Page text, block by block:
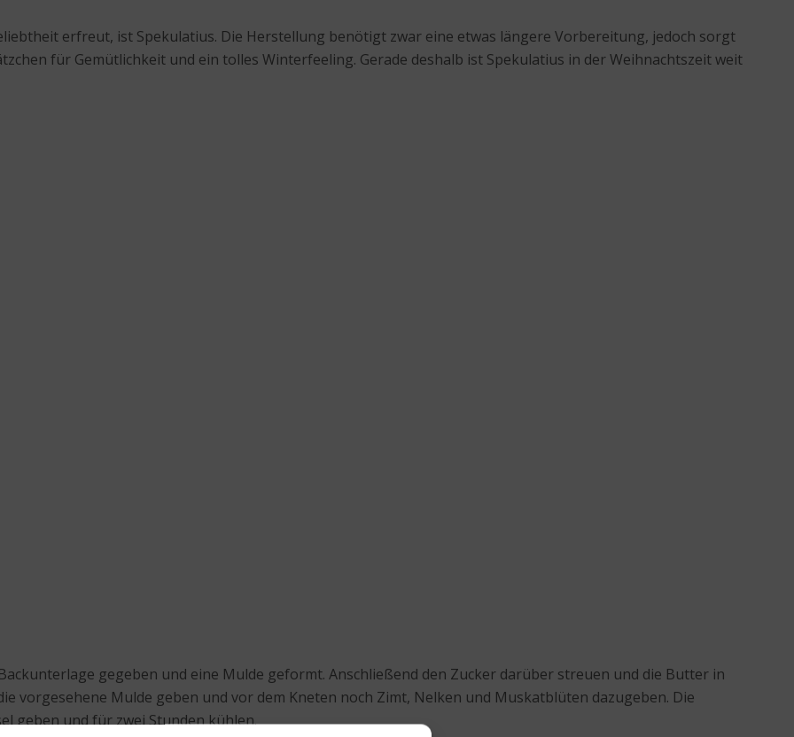
erfreut, ist Spekulatius. Die Herstellung benötigt zwar eine etwas längere Vorbereitung, jedoch sorgt
für Gemütlichkeit und ein tolles Winterfeeling. Gerade deshalb ist Spekulatius in der Weihnachtszeit weit
gegeben und eine Mulde geformt. Anschließend den Zucker darüber streuen und die Butter in
vorgesehene Mulde geben und vor dem Kneten noch Zimt, Nelken und Muskatblüten dazugeben. Die
geben und für zwei Stunden kühlen.